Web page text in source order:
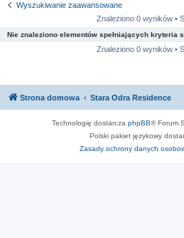
Wyszukiwanie zaawansowane
Znaleziono 0 wyników •
Nie znaleziono elementów spełniających kryteria
Znaleziono 0 wyników •
Strona domowa Stara Odra Residence
Technologię dostarcza phpBB® Forum
Polski pakiet językowy
Zasady ochrony danych